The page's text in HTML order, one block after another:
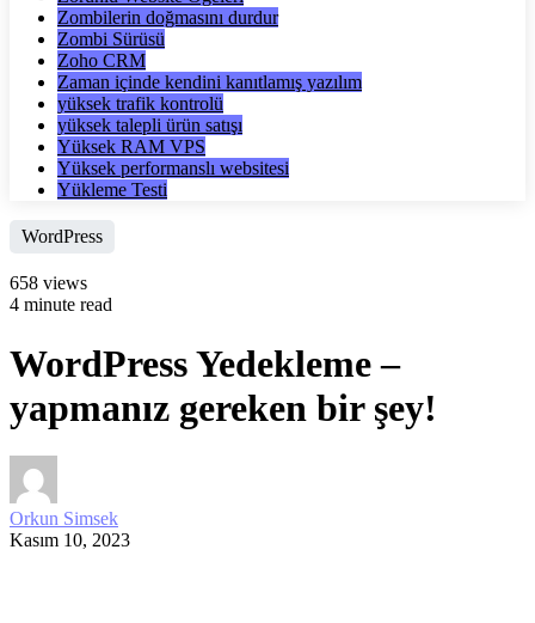
Zombilerin doğmasını durdur
Zombi Sürüsü
Zoho CRM
Zaman içinde kendini kanıtlamış yazılım
yüksek trafik kontrolü
yüksek talepli ürün satışı
Yüksek RAM VPS
Yüksek performanslı websitesi
Yükleme Testi
WordPress
658 views
4 minute read
WordPress Yedekleme –
yapmanız gereken bir şey!
Orkun Simsek
Kasım 10, 2023